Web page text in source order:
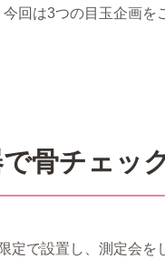
回は3つの目玉企画を
骨チェッ
定で設置し、測定会を